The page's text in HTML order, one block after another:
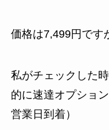
価格は7,499円です
私がチェックした
的に速達オプショ
営業日到着）